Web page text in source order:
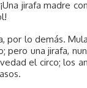
jirafa madre con
por lo demás.
pero una jirafa,
el circo; los